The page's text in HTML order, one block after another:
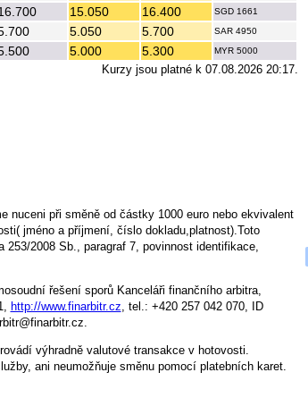
15.050 16.400 SGD 1661
5.050 5.700 SAR 4950
5.000 5.300 MYR 5000
Kurzy jsou platné k 07.08.2026 20:17.
nuceni při směně od částky 1000 euro nebo ekvivalent
jméno a příjmení, číslo dokladu,platnost).Toto
2008 Sb., paragraf 7, povinnost identifikace,
řešení sporů Kanceláři finančního arbitra,
http://www.finarbitr.cz , tel.: +420 257 042 070, ID
výhradně valutové transakce v hotovosti.
ani neumožňuje směnu pomocí platebních karet.